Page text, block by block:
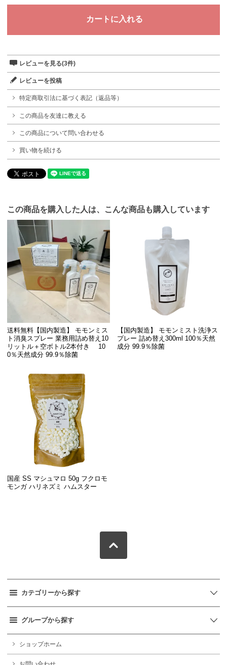
レビューを見る(3件)
レビューを投稿
特定商取引法に基づく表記（返品等）
この商品を友達に教える
この商品について問い合わせる
買い物を続ける
この商品を購入した人は、こんな商品も購入しています
送料無料【国内製造】 モモンミス
ト消臭スプレー 業務用詰め替え10
リットル＋空ボトル2本付き 10
0％天然成分 99.9％除菌
【国内製造】 モモンミスト洗浄ス
プレー 詰め替え300ml 100％天然
成分 99.9％除菌
国産 SS マシュマロ 50g フクロモ
モンガ ハリネズミ ハムスター
カテゴリーから探す
グループから探す
ショップホーム